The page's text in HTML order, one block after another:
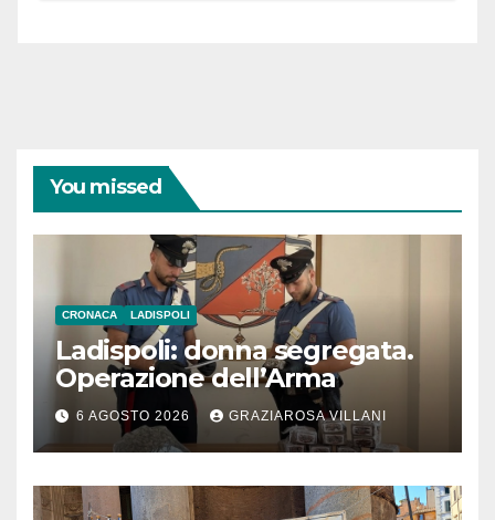
You missed
CRONACA LADISPOLI
Ladispoli: donna segregata.
Operazione dell’Arma
6 AGOSTO 2026 GRAZIAROSA VILLANI